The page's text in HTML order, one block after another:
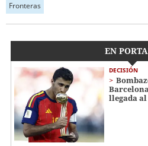
Fronteras
EN
DECISIÓN
llegada